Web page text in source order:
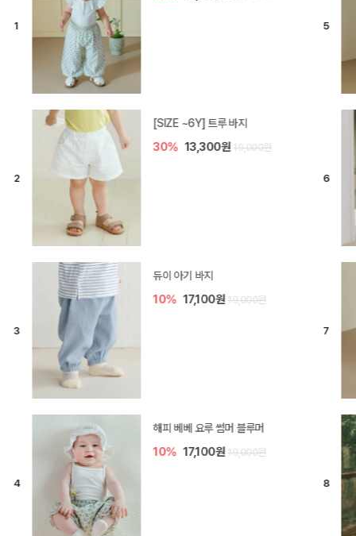
카몽 5부 아기 레깅스
5% 15,200원 16,000원
[SIZE ~6Y] 델린 린넨 바지
10% 21,600원 24,000원
엘로디 니트 아기 바지
20% 16,000원 20,000원